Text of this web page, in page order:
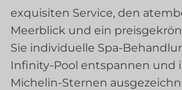
exquisiten Service, den
Meerblick und ein
Sie individuelle Spa-
Infinity-Pool entspannen und
Michelin-Sternen